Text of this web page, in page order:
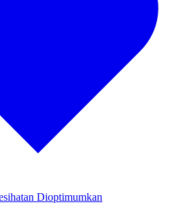
Dioptimumkan